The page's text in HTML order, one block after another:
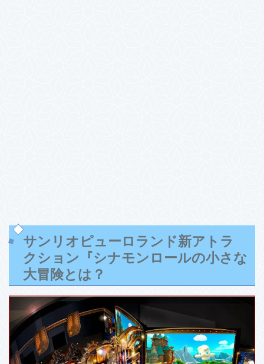
サンリオピューロランド新アトラ
クション『シナモンロールの小さな
大冒険とは？